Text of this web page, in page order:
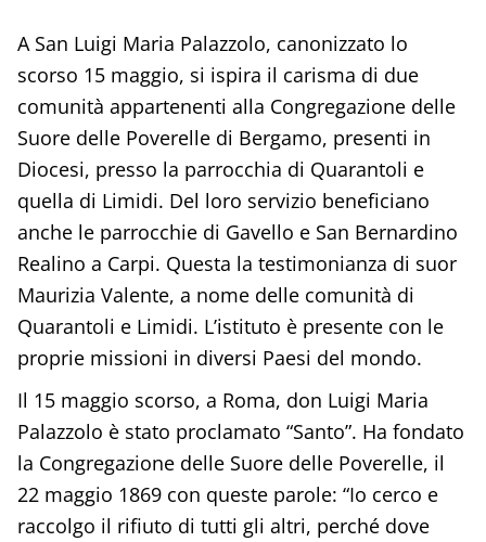
A San Luigi Maria Palazzolo, canonizzato lo
scorso 15 maggio, si ispira il carisma di due
comunità appartenenti alla Congregazione delle
Suore delle Poverelle di Bergamo, presenti in
Diocesi, presso la parrocchia di Quarantoli e
quella di Limidi. Del loro servizio beneficiano
anche le parrocchie di Gavello e San Bernardino
Realino a Carpi. Questa la testimonianza di suor
Maurizia Valente, a nome delle comunità di
Quarantoli e Limidi. L’istituto è presente con le
proprie missioni in diversi Paesi del mondo.
Il 15 maggio scorso, a Roma, don Luigi Maria
Palazzolo è stato proclamato “Santo”. Ha fondato
la Congregazione delle Suore delle Poverelle, il
22 maggio 1869 con queste parole: “Io cerco e
raccolgo il rifiuto di tutti gli altri, perché dove